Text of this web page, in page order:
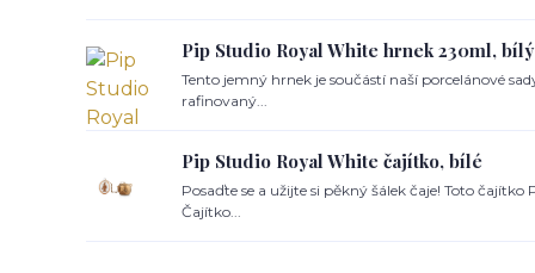
Pip Studio Royal White hrnek 230ml, bílý
Tento jemný hrnek je součástí naší porcelánové
rafinovaný...
Pip Studio Royal White čajítko, bílé
Posaďte se a užijte si pěkný šálek čaje! Toto
Čajítko...